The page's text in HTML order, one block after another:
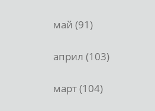
май (91)
април (103)
март (104)